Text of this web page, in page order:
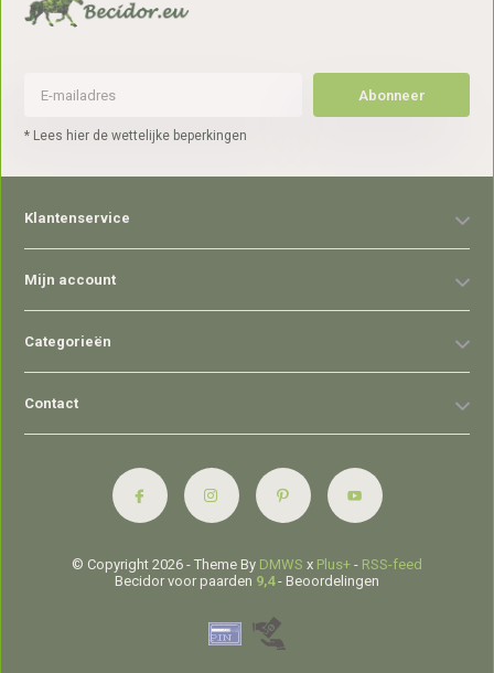
Abonneer
* Lees hier de wettelijke beperkingen
Klantenservice
Mijn account
Categorieën
Contact
© Copyright 2026 - Theme By DMWS x Plus+ - RSS-feed
Becidor voor paarden 9,4- Beoordelingen